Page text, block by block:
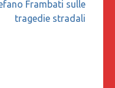
Frambati sulle
tragedie stradali